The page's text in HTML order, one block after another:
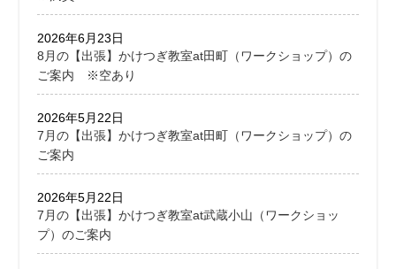
8月の【出張】かけつぎ教室at田町（ワークショップ）の
ご案内 ※空あり
2026年6月23日
7月の【出張】かけつぎ教室at田町（ワークショップ）の
ご案内
2026年5月22日
7月の【出張】かけつぎ教室at武蔵小山（ワークショッ
プ）のご案内
2026年5月22日